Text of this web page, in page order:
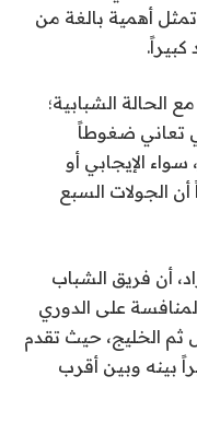
أهمية بالغة من
الحالة الشبابية؛
تعاني ضغوطاً
سواء الإيجابي أو
الجولات السبع
أن فريق الشباب
على الدوري
ثم الخليج، حيث تقدم
بينه وبين أقرب